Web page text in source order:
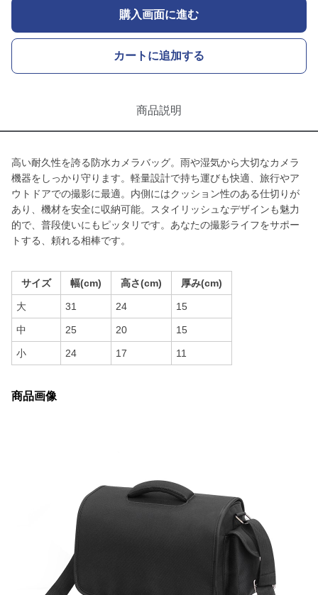
購入画面に進む
カートに追加する
商品説明
高い耐久性を誇る防水カメラバッグ。雨や湿気から大切なカメラ
機器をしっかり守ります。軽量設計で持ち運びも快適、旅行やア
ウトドアでの撮影に最適。内側にはクッション性のある仕切りが
あり、機材を安全に収納可能。スタイリッシュなデザインも魅力
的で、普段使いにもピッタリです。あなたの撮影ライフをサポー
トする、頼れる相棒です。
サイズ 幅(cm) 高さ(cm) 厚み(cm)
大 31 24 15
中 25 20 15
小 24 17 11
商品画像